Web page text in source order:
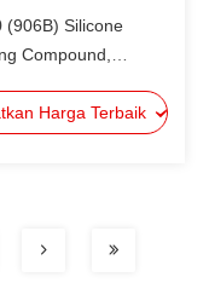
(906B) Silicone
Compound,
hitam
Harga Terbaik